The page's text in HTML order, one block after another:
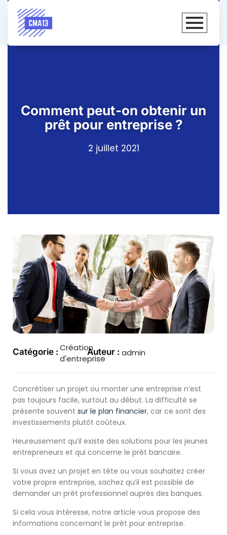
Comment peut-on obtenir un
prêt pour entreprise ?
2 juillet 2021
Catégorie : Création
d'entreprise
Auteur : admin
Concrétiser un projet ou monter une entreprise n’est
pas toujours facile, surtout au début. La difficulté se
présente souvent sur le plan financier, car ce sont des
investissements plutôt coûteux.
Heureusement qu’il existe des solutions pour les jeunes
entrepreneurs et qui concerne le prêt bancaire.
Si vous avez un projet en tête ou vous souhaitez créer
votre propre entreprise, sachez qu’il est possible de
demander un prêt professionnel auprès des banques.
Si cela vous intéresse, notre article vous propose des
informations concernant le prêt pour entreprise.